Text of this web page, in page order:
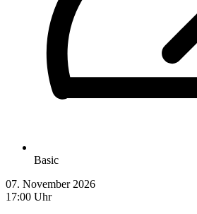
Basic
07. November 2026
17:00 Uhr